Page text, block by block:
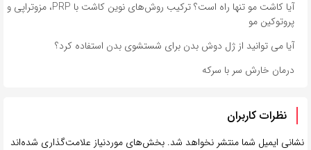
آیا کاشت مو تنها راه است؟ ترکیب روش‌های نوین کاشت با PRP، مزوتراپی و
پروتوکین مو
آیا می توانید از ژل دوش بدن برای شستشوی بدن استفاده کرد؟
درمان خارش سر با سرکه
نظرات کاربران
نشانی ایمیل شما منتشر نخواهد شد. بخش‌های موردنیاز علامت‌گذاری شده‌اند